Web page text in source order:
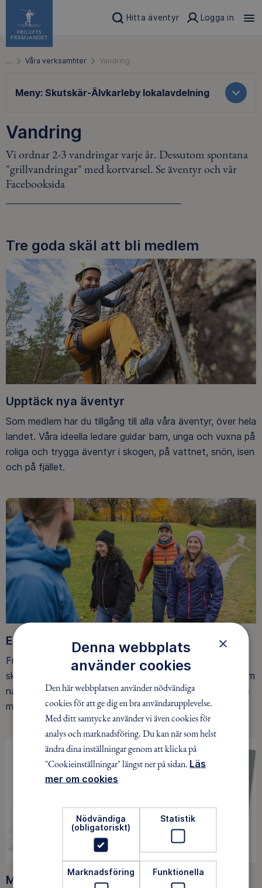
Hitta äventyr Logga in
… Våra verksamhter Vandring
Meny: Skutskär-Älvkarleby lokalavdelning
Vandring
Vi ordnar 2-3 vandringar varje år. Dessutom spontana
"grillvandringar" med kortvarsel. Se äventyr och vår
Facebooksida
Tre goda skäl att bli medlem
Upptäck nya äventyr
Som medlem har du tillgång till alla våra äventyr, över hela
landet. Våra ideella ledare guidar barn, unga och vuxna på
roliga och trygga äventyr i skogen, på vattnet, snön, isen
och på fjället.
Ett friluftsliv för alla
Friluftsfrämjandet arbetar för att så många som möjligt
ska upptäcka den rörelseglädje och de hälsoeffekter som
naturen ger. Som medlem bidrar du också till vårt arbete
med att skydda allemansrätten.
Medlemsförmåner
×
Denna webbplats
använder cookies
Den här webbplatsen använder nödvändiga
cookies för att ge dig en bra användarupplevelse.
Med ditt samtycke använder vi även cookies för
analys och marknadsföring. Du kan när som helst
ändra dina inställningar genom att klicka på
"Cookieinställningar" längst ner på sidan. Läs
mer om cookies
Nödvändiga
(obligatoriskt)
Statistik
Marknadsföring Funktionella